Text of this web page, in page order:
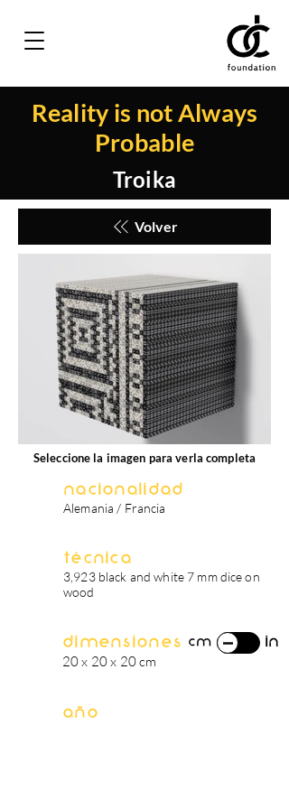
Reality is not Always
Probable
Troika
Volver
Seleccione la imagen para verla completa
Nacionalidad
Alemania / Francia
Técnica
3,923 black and white 7 mm dice on
wood
Dimensiones
20 x 20 x 20 cm
cm in
Año